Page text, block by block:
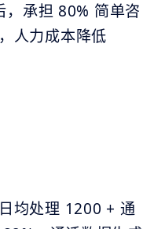
承担 80% 简单咨
人力成本降低
均处理 1200 + 通